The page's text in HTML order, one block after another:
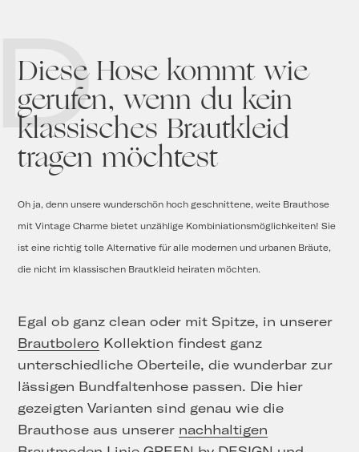
Diese Hose kommt wie
gerufen, wenn du kein
klassisches Brautkleid
tragen möchtest
Oh ja, denn unsere wunderschön hoch geschnittene, weite Brauthose
mit Vintage Charme bietet unzählige Kombiniationsmöglichkeiten! Sie
ist eine richtig tolle Alternative für alle modernen und urbanen Bräute,
die nicht im klassischen Brautkleid heiraten möchten.
Egal ob ganz clean oder mit Spitze, in unserer
Brautbolero Kollektion findest ganz
unterschiedliche Oberteile, die wunderbar zur
lässigen Bundfaltenhose passen. Die hier
gezeigten Varianten sind genau wie die
Brauthose aus unserer nachhaltigen